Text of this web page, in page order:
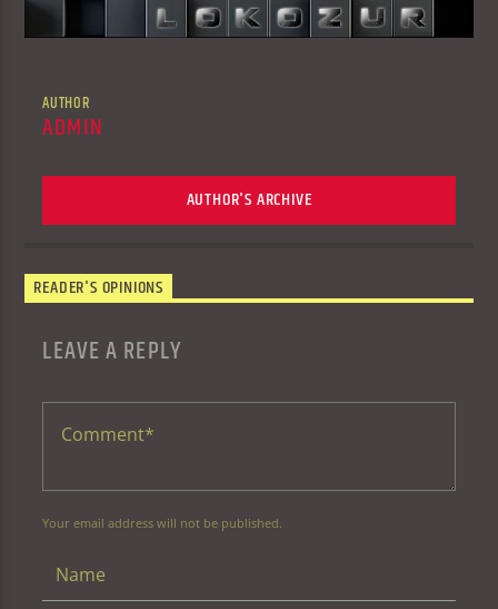
AUTHOR
ADMIN
AUTHOR'S ARCHIVE
READER'S OPINIONS
LEAVE A REPLY
Your email address will not be published.